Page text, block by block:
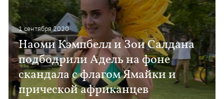
1 сентября 2020
Наоми Кэмпбелл и Зои Салдана
подбодрили Адель на фоне
скандала с флагом Ямайки и
прической африканцев